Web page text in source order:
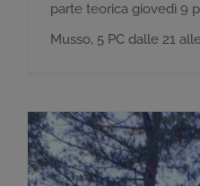
parte teorica giovedì 9
Musso, 5 PC dalle 21